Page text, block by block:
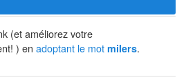
(et améliorez votre
) en adoptant le mot milers.